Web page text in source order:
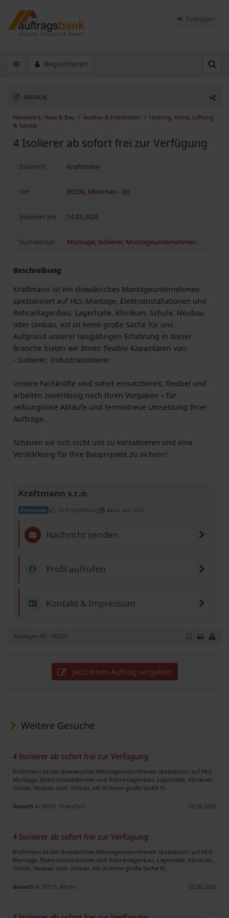
Einloggen
Registrieren
GESUCH
Handwerk, Haus & Bau Ausbau & Installation
Heizung, Klima, Lüftung
& Sanitär
4 Isolierer ab sofort frei zur Verfügung
Inserent Kraftmann
Ort 80336, München - BY
Inseriert am 14.05.2026
Suchwörter Montage, Isolierer, Montageunternehmen
Beschreibung
Kraftmann ist ein slowakisches Montageunternehmen
spezialisiert auf HLS-Montage, Elektroinstallationen und
Rohranlagenbau. Lagerhalle, Klinikum, Schule, Neubau
oder Umbau, est ist keine große Sache für uns.
Aufgrund unserer langjährigen Erfahrung in dieser
Branche bieten wir Ihnen flexible Kapazitäten von:
- Isolierer, Industrieisolierer
Unsere Fachkräfte sind sofort einsatzbereit, flexibel und
arbeiten zuverlässig nach Ihren Vorgaben – für
reibungslose Abläufe und termintreue Umsetzung Ihrer
Aufträge.
Scheuen sie sich nicht uns zu kontaktieren und eine
Verstärkung für Ihre Bauprojekte zu sichern!
Kraftmann s.r.o.
Premium 1x Empfehlung Aktiv seit 2020
Nachricht senden
Profil aufrufen
Kontakt & Impressum
Anzeigen-ID: 190262
Jetzt einen Auftrag vergeben
Weitere Gesuche
4 Isolierer ab sofort frei zur Verfügung
Kraftmann ist ein slowakisches Montageunternehmen spezialisiert auf HLS-
Montage, Elektroinstallationen und Rohranlagenbau. Lagerhalle, Klinikum,
Schule, Neubau oder Umbau, est ist keine große Sache fü ..
Gesuch in 60311, Frankfurt 02.06.2026
4 Isolierer ab sofort frei zur Verfügung
Kraftmann ist ein slowakisches Montageunternehmen spezialisiert auf HLS-
Montage, Elektroinstallationen und Rohranlagenbau. Lagerhalle, Klinikum,
Schule, Neubau oder Umbau, est ist keine große Sache fü ..
Gesuch in 10115, Berlin 02.06.2026